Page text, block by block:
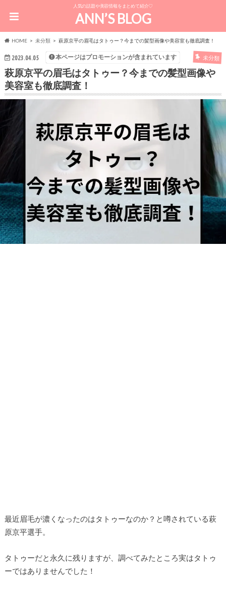
人気の話題や美容情報をまとめて紹介♡
ANN’S BLOG
HOME 未分類 萩原京平の眉毛はタトゥー？今までの髪型画像や美容室も徹底調査！
2023.04.05 未分類
本ページはプロモーションが含まれています
萩原京平の眉毛はタトゥー？今までの髪型画像や
美容室も徹底調査！
最近眉毛が濃くなったのはタトゥーなのか？と噂されている萩
原京平選手。
タトゥーだと永久に残りますが、調べてみたところ実はタトゥ
ーではありませんでした！